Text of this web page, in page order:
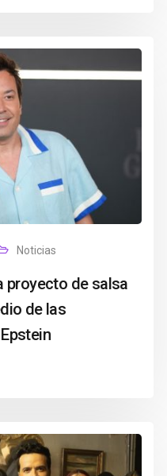
Noticias
proyecto de salsa
de las